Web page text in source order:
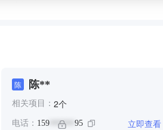
陈 陈**
相关项目： 2个
电话： 159****** 95 立即查看